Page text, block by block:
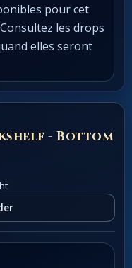
pour cet
les drops
elles seront
- Bottom